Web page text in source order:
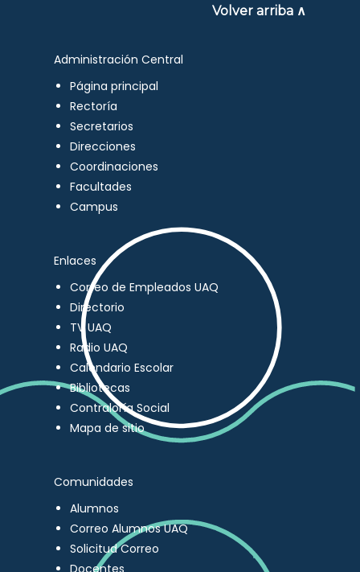
Volver arriba ∧
Administración Central
Página principal
Rectoría
Secretarios
Direcciones
Coordinaciones
Facultades
Campus
Enlaces
Correo de Empleados UAQ
Directorio
TV UAQ
Radio UAQ
Calendario Escolar
Bibliotecas
Contraloría Social
Mapa de sitio
Comunidades
Alumnos
Correo Alumnos UAQ
Solicitud Correo
Docentes